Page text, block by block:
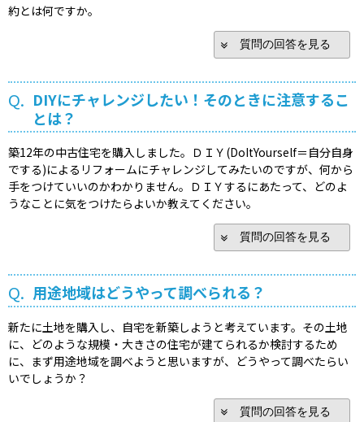
約とは何ですか。
質問の回答を見る
Q. DIYにチャレンジしたい！そのときに注意するこ
とは？
築12年の中古住宅を購入しました。ＤＩＹ(DoItYourself＝自分自身
でする)によるリフォームにチャレンジしてみたいのですが、何から
手をつけていいのかわかりません。ＤＩＹするにあたって、どのよ
うなことに気をつけたらよいか教えてください。
質問の回答を見る
Q. 用途地域はどうやって調べられる？
新たに土地を購入し、自宅を新築しようと考えています。その土地
に、どのような規模・大きさの住宅が建てられるか検討するため
に、まず用途地域を調べようと思いますが、どうやって調べたらい
いでしょうか？
質問の回答を見る